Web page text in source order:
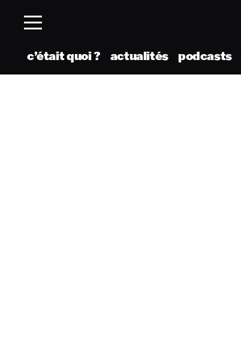
c’était quoi ? actualités podcasts